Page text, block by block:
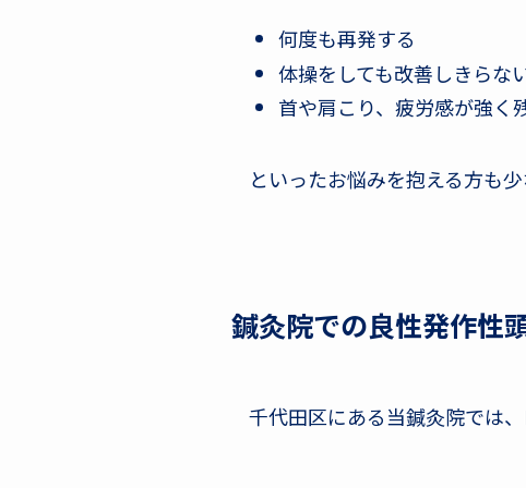
何度も再発する
体操をしても改善しきらな
首や肩こり、疲労感が強く
といったお悩みを抱える方も少
鍼灸院での良性発作性
千代田区にある当鍼灸院では、